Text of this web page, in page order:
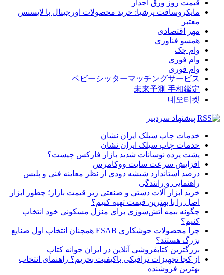
قیمت روز ورق آجدار
مایکروسافت پرشیا: خرید محصولات اورجینال با لایسنس
معتبر
مهر اقتصادی
همسو فناوری
وام چک
وام فوری
وام فوری
ベビーシッターマッチングサービス
未来予測 手相鑑定
네오티켓
پیشنهاد سردبیر
خدمات چاپ سیلک ایران نشان
خدمات چاپ سیلک ایران نشان
پشت پرده نوسانات شدید بازار فارکس چیست؟
افزایش سرعت سایت ووکامرس
درصد استاندارد شیشه دودی از نظر معاینه فنی و پلیس
راهنمایی و رانندگی
خرید ابزار آلات دستی و صنعتی زیر قیمت بازار؛ چطور ابزار
اصل را با بهترین قیمت تهیه کنیم؟
چگونه بیمه آتش‌سوزی برای منزل مسکونی خود انتخاب
کنیم؟
چرا محصولات جوشکاری ESAB همچنان انتخاب اول صنایع
بزرگ هستند؟
بزرگترین کتابفروشی آنلاین در ایران جوانه کتاب
از کجا تجهیزات ترافیکی باکیفیت بخریم؟ راهنمای انتخاب
بهترین فروشنده